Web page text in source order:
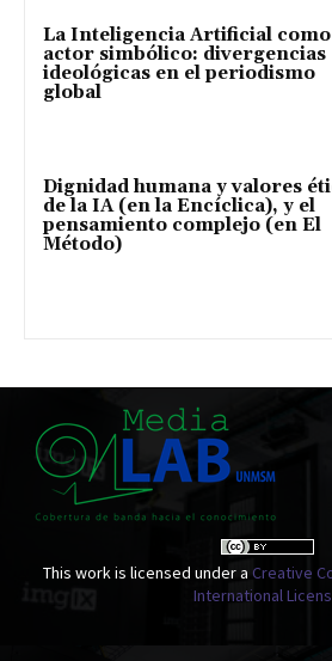
La Inteligencia Artificial como
actor simbólico: divergencias
ideológicas en el periodismo
global
Dignidad humana y valores
de la IA (en la Encíclica), y el
pensamiento complejo (en El
Método)
This work is licensed under a Creative
International